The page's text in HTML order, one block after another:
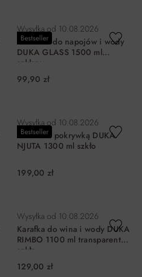
Bestseller
Wysyłka od 10.08.2026
Dzbanek do napojów i wody
DUKA GLASS 1500 ml
szklany
99,90 zł
Bestseller
Wysyłka od 10.08.2026
Karafka z pokrywką DUKA
NJUTA 1300 ml szkło
199,00 zł
Wysyłka od 10.08.2026
Karafka do wina i wody DUKA
RIMBO 1100 ml transparentna
szkło
129,00 zł